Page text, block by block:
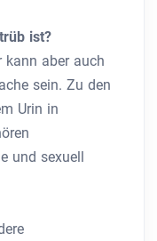
ist?
kann aber auch
sein. Zu den
Urin in
​​und sexuell